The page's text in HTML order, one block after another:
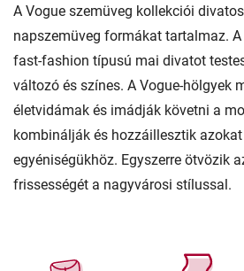
A Vogue szemüveg kollekciói
napszemüveg formákat tartalmaz. A
fast-fashion típusú mai divatot
változó és színes. A Vogue-hölgyek
életvidámak és imádják követni a
kombinálják és hozzáillesztik
egyéniségükhöz. Egyszerre ötvözik
frissességét a nagyvárosi stílussal.